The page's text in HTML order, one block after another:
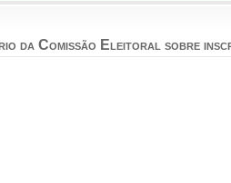
da Comissão Eleitoral sobre